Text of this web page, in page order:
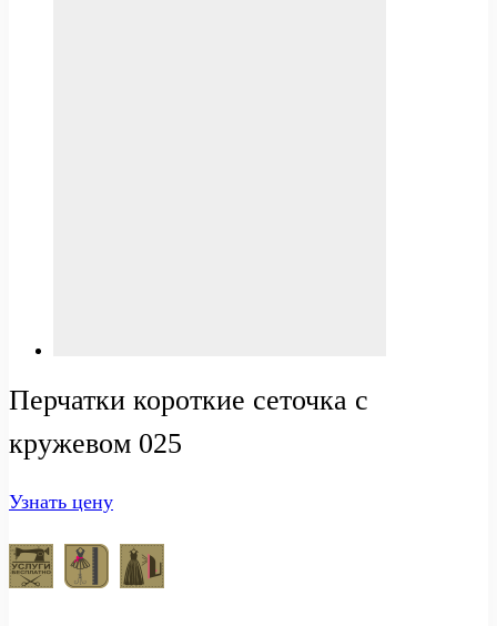
Перчатки короткие сеточка с
кружевом 025
Узнать цену